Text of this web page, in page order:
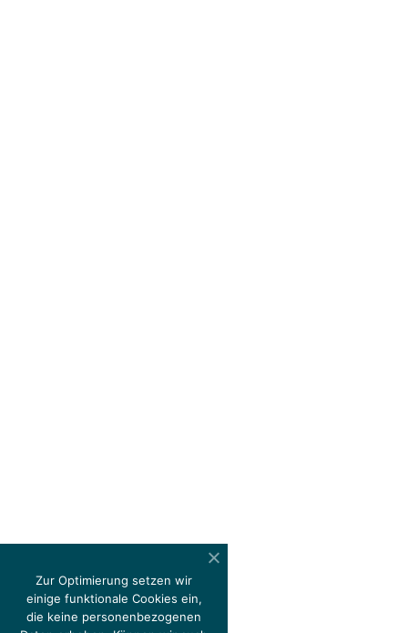
Zur Optimierung setzen wir
einige funktionale Cookies ein,
die keine personenbezogenen